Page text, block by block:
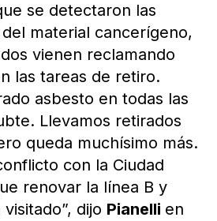
se detectaron las
material cancerígeno,
vienen reclamando
las tareas de retiro.
asbesto en todas las
Llevamos retirados
queda muchísimo más.
con la Ciudad
renovar la línea B y
dijo Pianelli en